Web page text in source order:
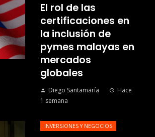
El rol de las
certificaciones en
la inclusión de
pymes malayas en
mercados
globales
Diego Santamaría
Hace
1 semana
INVERSIONES Y NEGOCIOS